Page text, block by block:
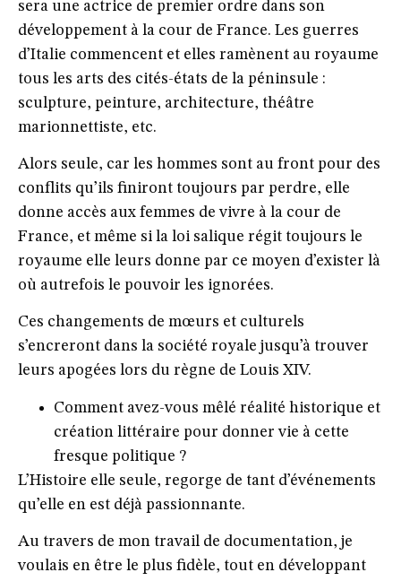
sera une actrice de premier ordre dans son
développement à la cour de France. Les guerres
d’Italie commencent et elles ramènent au royaume
tous les arts des cités-états de la péninsule :
sculpture, peinture, architecture, théâtre
marionnettiste, etc.
Alors seule, car les hommes sont au front pour des
conflits qu’ils finiront toujours par perdre, elle
donne accès aux femmes de vivre à la cour de
France, et même si la loi salique régit toujours le
royaume elle leurs donne par ce moyen d’exister là
où autrefois le pouvoir les ignorées.
Ces changements de mœurs et culturels
s’encreront dans la société royale jusqu’à trouver
leurs apogées lors du règne de Louis XIV.
Comment avez-vous mêlé réalité historique et
création littéraire pour donner vie à cette
fresque politique ?
L’Histoire elle seule, regorge de tant d’événements
qu’elle en est déjà passionnante.
Au travers de mon travail de documentation, je
voulais en être le plus fidèle, tout en développant